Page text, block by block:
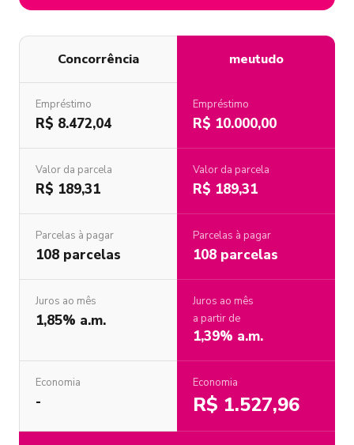
Concorrência meutudo
Empréstimo
R$ 8.472,04
Empréstimo
R$ 10.000,00
Valor da parcela
R$ 189,31
Valor da parcela
R$ 189,31
Parcelas à pagar
108 parcelas
Parcelas à pagar
108 parcelas
Juros ao mês
1,85% a.m.
Juros ao mês
a partir de
1,39% a.m.
Economia
-
Economia
R$ 1.527,96